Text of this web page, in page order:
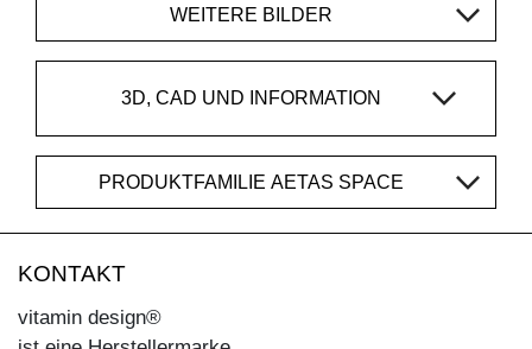
WEITERE BILDER
3D, CAD UND INFORMATION
PRODUKTFAMILIE AETAS SPACE
KONTAKT
vitamin design®